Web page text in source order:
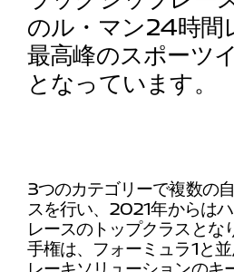
のル・マン24時間
最高峰のスポーツ
となっています。
3つのカテゴリーで複数の
スを行い、2021年からは
レースのトップクラスとな
手権は、フォーミュラ1と